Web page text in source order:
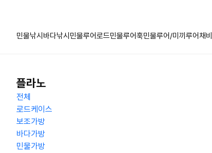
민물낚시 바다낚시 민물루어로드민물루어훅민물루어/미끼 루어채비
플라노
전체
로드케이스
보조가방
바다가방
민물가방